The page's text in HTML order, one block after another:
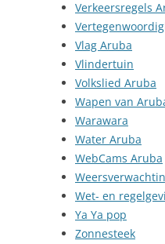
Verkeersregels
Vlag Aruba
Vlindertuin
Volkslied Aruba
Wapen van
Warawara
Water Aruba
WebCams Aruba
Wet- en
Ya Ya pop
Zonnesteek